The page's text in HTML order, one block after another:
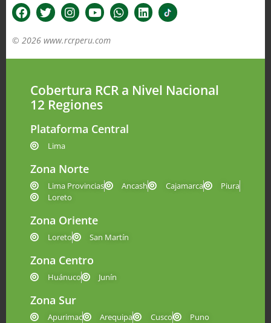
© 2026 www.rcrperu.com
Cobertura RCR a Nivel Nacional
12 Regiones
Plataforma Central
Lima
Zona Norte
Lima Provincias Ancash Cajamarca
Piura
Loreto
Zona Oriente
Loreto San Martín
Zona Centro
Huánuco Junín
Zona Sur
Apurimac Arequipa Cusco Puno